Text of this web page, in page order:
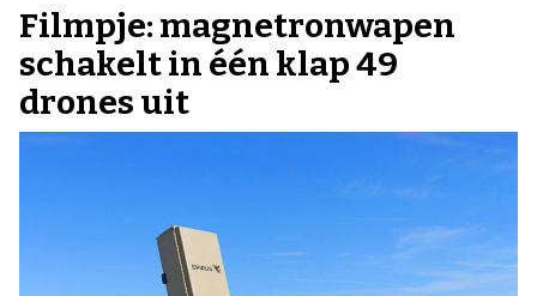
Filmpje: magnetronwapen
schakelt in één klap 49
drones uit